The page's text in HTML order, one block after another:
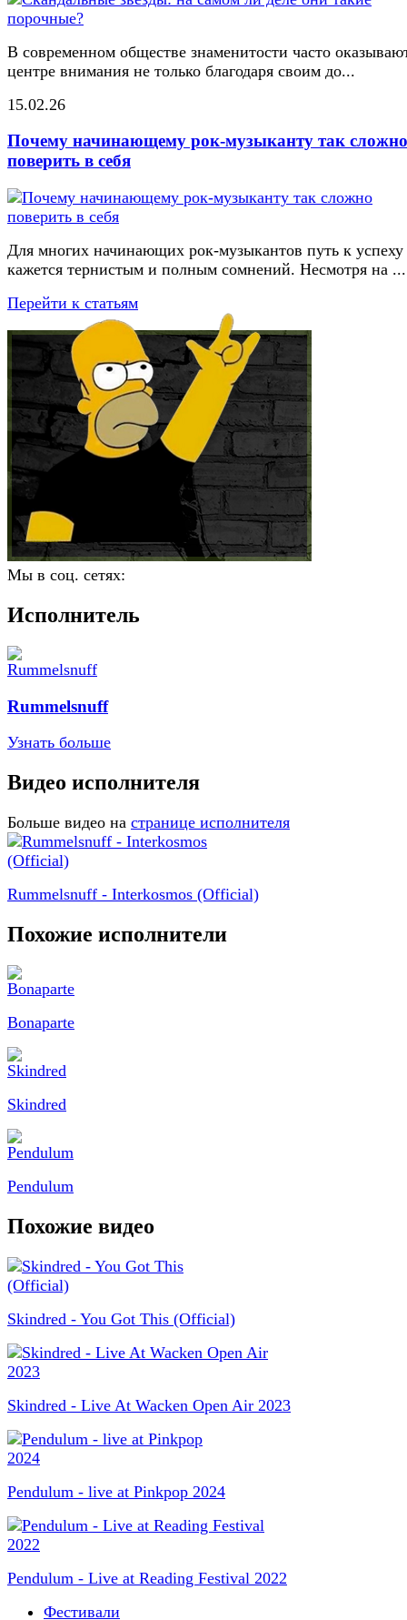
В современном обществе знаменитости часто
центре внимания не только благодаря своим до...
15.02.26
Почему начинающему рок-музыканту так сложно
поверить в себя
Для многих начинающих рок-музыкантов путь к успеху
кажется тернистым и полным сомнений. Несмотря на ...
Перейти к статьям
Мы в соц. сетях:
Исполнитель
Rummelsnuff
Узнать больше
Видео исполнителя
Больше видео на странице исполнителя
Rummelsnuff - Interkosmos (Official)
Похожие исполнители
Bonaparte
Skindred
Pendulum
Похожие видео
Skindred - You Got This (Official)
Skindred - Live At Wacken Open Air 2023
Pendulum - live at Pinkpop 2024
Pendulum - Live at Reading Festival 2022
Фестивали